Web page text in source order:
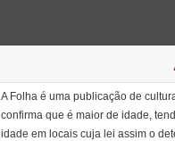
A Folha é uma publicação de
confirma que é maior de idade,
idade em locais cuja lei assim o